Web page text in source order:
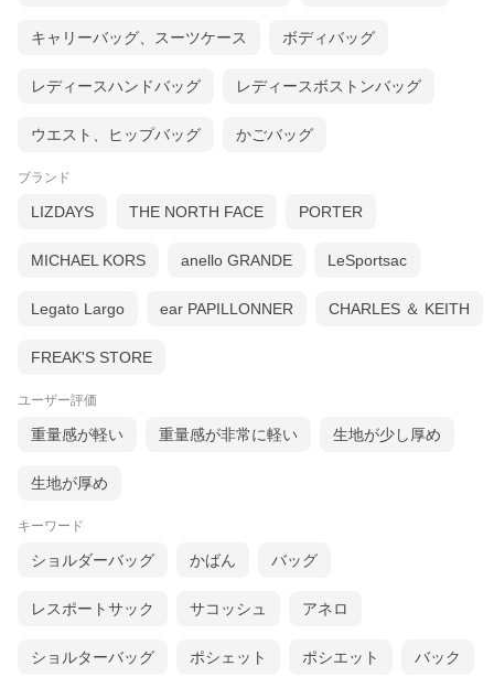
キャリーバッグ、スーツケース ボディバッグ
レディースハンドバッグ レディースボストンバッグ
ウエスト、ヒップバッグ かごバッグ
ブランド
LIZDAYS THE NORTH FACE PORTER
MICHAEL KORS anello GRANDE LeSportsac
Legato Largo ear PAPILLONNER CHARLES ＆ KEITH
FREAK'S STORE
ユーザー評価
重量感が軽い 重量感が非常に軽い 生地が少し厚め
生地が厚め
キーワード
ショルダーバッグ かばん バッグ
レスポートサック サコッシュ アネロ
ショルターバッグ ポシェット ポシエット バック